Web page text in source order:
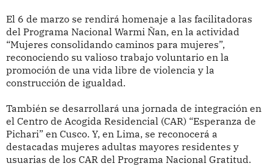
El 6 de marzo se rendirá homenaje a las facilitadoras
del Programa Nacional Warmi Ñan, en la actividad
“Mujeres consolidando caminos para mujeres”,
reconociendo su valioso trabajo voluntario en la
promoción de una vida libre de violencia y la
construcción de igualdad.
También se desarrollará una jornada de integración en
el Centro de Acogida Residencial (CAR) “Esperanza de
Pichari” en Cusco. Y, en Lima, se reconocerá a
destacadas mujeres adultas mayores residentes y
usuarias de los CAR del Programa Nacional Gratitud.